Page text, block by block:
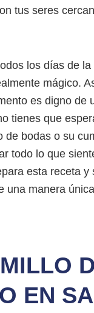
tus seres
los días de la
mágico.
es digno de
tienes que
de bodas o su
todo lo que
esta receta y
una manera
EN